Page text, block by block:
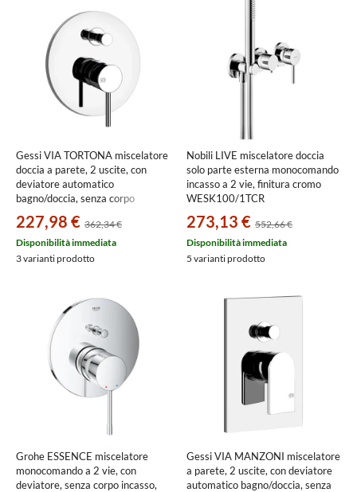
Gessi VIA TORTONA miscelatore
doccia a parete, 2 uscite, con
deviatore automatico
bagno/doccia, senza corpo
44667#031
227,98 € 362,34 €
Disponibilità immediata
3 varianti prodotto
Nobili LIVE miscelatore doccia
solo parte esterna monocomando
incasso a 2 vie, finitura cromo
WESK100/1TCR
273,13 € 552,66 €
Disponibilità immediata
5 varianti prodotto
Grohe ESSENCE miscelatore
monocomando a 2 vie, con
deviatore, senza corpo incasso,
Gessi VIA MANZONI miscelatore
a parete, 2 uscite, con deviatore
automatico bagno/doccia, senza